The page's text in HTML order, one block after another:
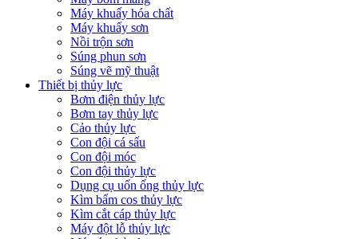
Máy khuấy hóa chất
Máy khuấy sơn
Nồi trộn sơn
Súng phun sơn
Súng vẽ mỹ thuật
Thiết bị thủy lực
Bơm điện thủy lực
Bơm tay thủy lực
Cảo thủy lực
Con đội cá sấu
Con đội móc
Con đội thủy lực
Dụng cụ uốn ống thủy lực
Kìm bấm cos thủy lực
Kìm cắt cáp thủy lực
Máy đột lỗ thủy lực